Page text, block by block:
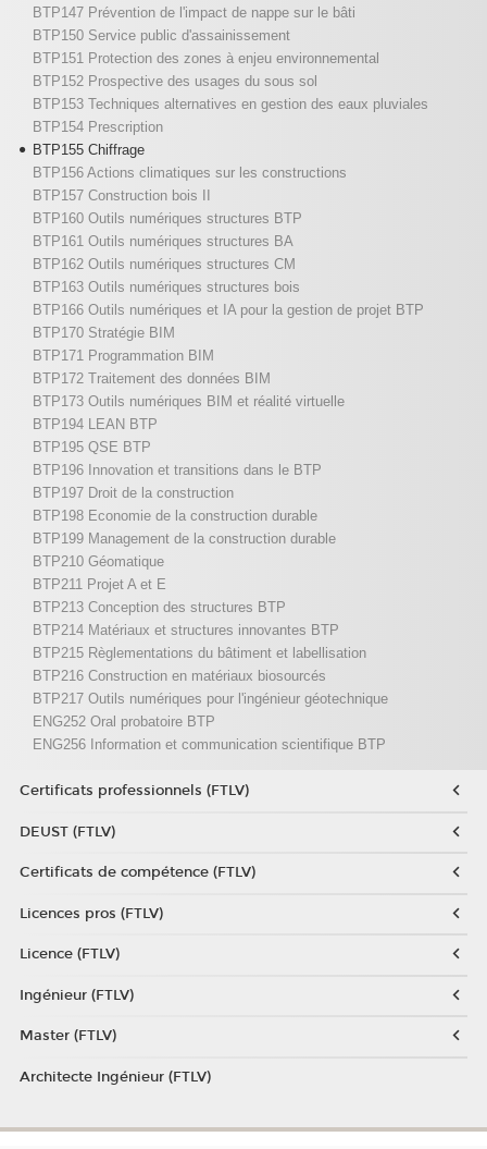
BTP147 Prévention de l'impact de nappe sur le bâti
BTP150 Service public d'assainissement
BTP151 Protection des zones à enjeu environnemental
BTP152 Prospective des usages du sous sol
BTP153 Techniques alternatives en gestion des eaux pluviales
BTP154 Prescription
BTP155 Chiffrage
BTP156 Actions climatiques sur les constructions
BTP157 Construction bois II
BTP160 Outils numériques structures BTP
BTP161 Outils numériques structures BA
BTP162 Outils numériques structures CM
BTP163 Outils numériques structures bois
BTP166 Outils numériques et IA pour la gestion de projet BTP
BTP170 Stratégie BIM
BTP171 Programmation BIM
BTP172 Traitement des données BIM
BTP173 Outils numériques BIM et réalité virtuelle
BTP194 LEAN BTP
BTP195 QSE BTP
BTP196 Innovation et transitions dans le BTP
BTP197 Droit de la construction
BTP198 Economie de la construction durable
BTP199 Management de la construction durable
BTP210 Géomatique
BTP211 Projet A et E
BTP213 Conception des structures BTP
BTP214 Matériaux et structures innovantes BTP
BTP215 Règlementations du bâtiment et labellisation
BTP216 Construction en matériaux biosourcés
BTP217 Outils numériques pour l'ingénieur géotechnique
ENG252 Oral probatoire BTP
ENG256 Information et communication scientifique BTP
Certificats professionnels (FTLV)
DEUST (FTLV)
Certificats de compétence (FTLV)
Licences pros (FTLV)
Licence (FTLV)
Ingénieur (FTLV)
Master (FTLV)
Architecte Ingénieur (FTLV)